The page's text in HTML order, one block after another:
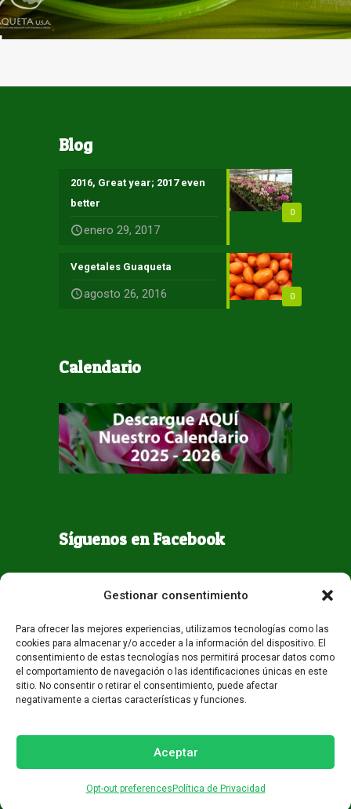
Gestionar consentimiento
Para ofrecer las mejores experiencias, utilizamos tecnologías como las
cookies para almacenar y/o acceder a la información del dispositivo. El
consentimiento de estas tecnologías nos permitirá procesar datos como
el comportamiento de navegación o las identificaciones únicas en este
sitio. No consentir o retirar el consentimiento, puede afectar
negativamente a ciertas características y funciones.
Aceptar
Opt-out preferences Política de Privacidad
Blog
0
2016, Great year; 2017 even
better
enero 29, 2017
0
Vegetales Guaqueta
agosto 26, 2016
Calendario
Síguenos en Facebook
Todos los derechos reservados - Guaqueta USA 2026